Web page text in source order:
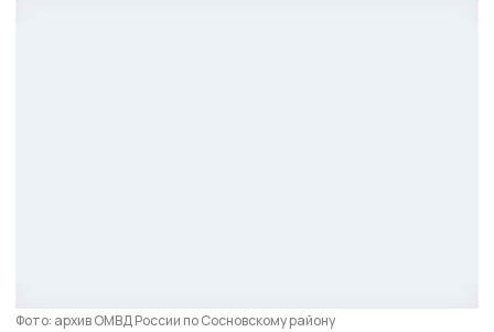
Фото: архив ОМВД России по Сосновскому району